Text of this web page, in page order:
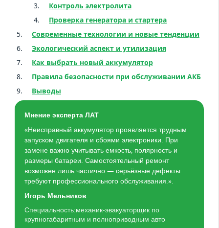
Контроль электролита
Проверка генератора и стартера
Современные технологии и новые тенденции
Экологический аспект и утилизация
Как выбрать новый аккумулятор
Правила безопасности при обслуживании АКБ
Выводы
Мнение эксперта ЛАТ
«Неисправный аккумулятор проявляется трудным
запуском двигателя и сбоями электроники. При
замене важно учитывать емкость, полярность и
размеры батареи. Самостоятельный ремонт
возможен лишь частично — серьёзные дефекты
требуют профессионального обслуживания.».
Игорь Мельников
Специальность:механик-эвакуаторщик по
крупногабаритным и полноприводным авто